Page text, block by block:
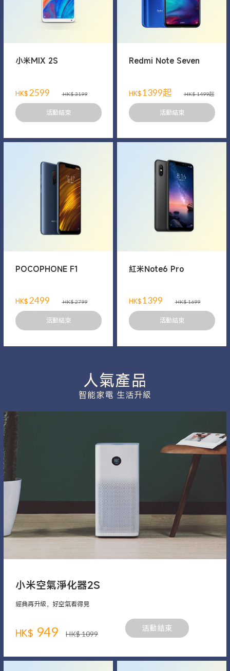
小米MIX 2S
HK$ 2599 HK$ 3199
活動結束
Redmi Note Seven
HK$ 1399起 HK$ 1499起
活動結束
POCOPHONE F1
HK$ 2499 HK$ 2799
活動結束
紅米Note6 Pro
HK$ 1399 HK$ 1699
活動結束
人氣產品
智能家電 生活升級
小米空氣淨化器2S
經典再升級，好空氣看得見
HK$ 949 HK$ 1099
活動結束